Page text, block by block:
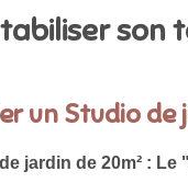
son
un Studio
jardin de 20m² :